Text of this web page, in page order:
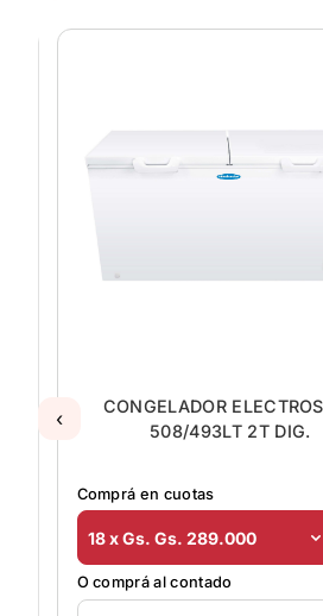
CONGELADOR
508/493LT 2T DIG.
Comprá en cuotas
18 x Gs. Gs. 289.000
O comprá al contado
‹